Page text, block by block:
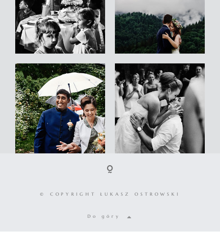
© COPYRIGHT ŁUKASZ OSTROWSKI
Do góry